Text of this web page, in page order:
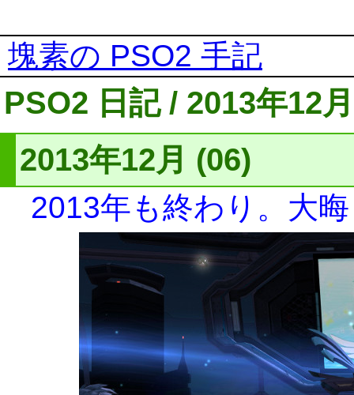
塊素の PSO2 手記
PSO2 日記 / 2013年12
2013年12月 (06)
2013年も終わり。大